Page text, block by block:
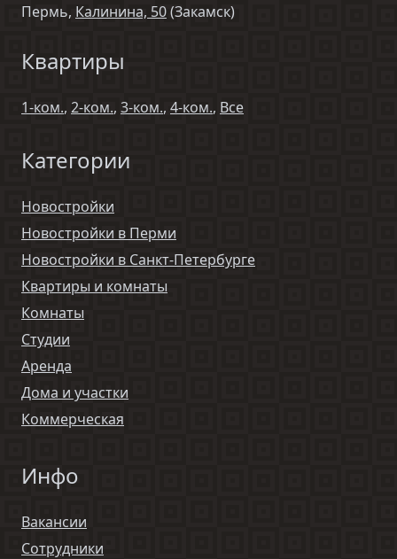
Пермь, Калинина, 50(Закамск)
Квартиры
1-ком., 2-ком., 3-ком., 4-ком., Все
Категории
Новостройки
Новостройки в Перми
Новостройки в Санкт-Петербурге
Квартиры и комнаты
Комнаты
Студии
Аренда
Дома и участки
Коммерческая
Инфо
Вакансии
Сотрудники